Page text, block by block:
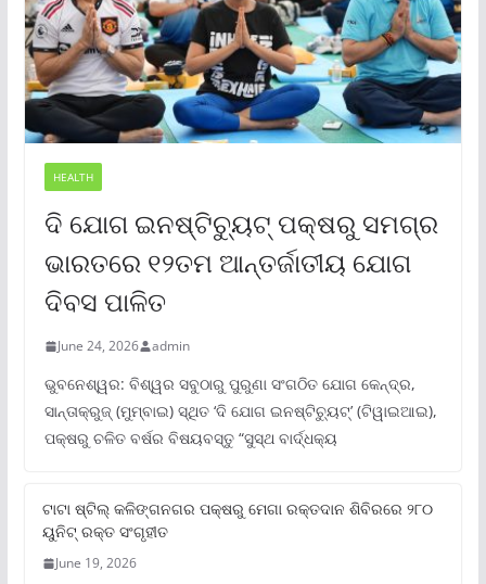
HEALTH
ଦି ଯୋଗ ଇନଷ୍ଟିଚ୍ୟୁଟ୍ ପକ୍ଷରୁ ସମଗ୍ର
ଭାରତରେ ୧୨ତମ ଆନ୍ତର୍ଜାତୀୟ ଯୋଗ
ଦିବସ ପାଳିତ
June 24, 2026 admin
ଭୁବନେଶ୍ୱର: ବିଶ୍ୱର ସବୁଠାରୁ ପୁରୁଣା ସଂଗଠିତ ଯୋଗ କେନ୍ଦ୍ର,
ସାନ୍ତାକ୍ରୁଜ୍ (ମୁମ୍ବାଇ) ସ୍ଥିତ ‘ଦି ଯୋଗ ଇନଷ୍ଟିଚ୍ୟୁଟ୍‌’ (ଟିୱାଇଆଇ),
ପକ୍ଷରୁ ଚଳିତ ବର୍ଷର ବିଷୟବସ୍ତୁ “ସୁସ୍ଥ ବାର୍ଦ୍ଧକ୍ୟ
ଟାଟା ଷ୍ଟିଲ୍‌ କଳିଙ୍ଗନଗର ପକ୍ଷରୁ ମେଗା ରକ୍ତଦାନ ଶିବିରରେ ୨୮୦
ୟୁନିଟ୍‌ ରକ୍ତ ସଂଗୃହୀତ
June 19, 2026